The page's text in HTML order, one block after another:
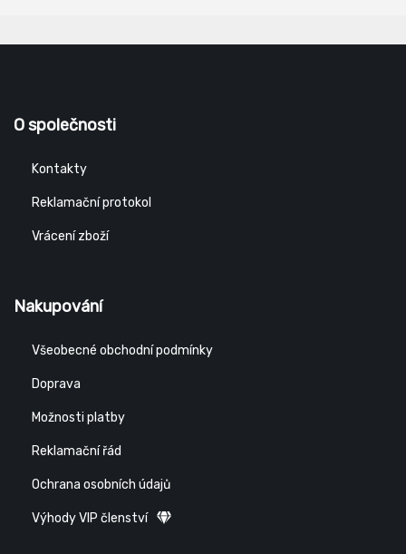
O společnosti
Kontakty
Reklamační protokol
Vrácení zboží
Nakupování
Všeobecné obchodní podmínky
Doprava
Možnosti platby
Reklamační řád
Ochrana osobních údajů
Výhody VIP členství